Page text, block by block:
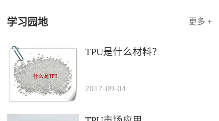
学习园地 更多 +
TPU是什么材料？
2017-09-04